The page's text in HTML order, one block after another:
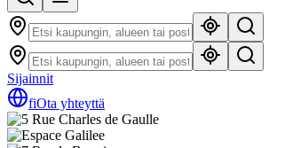
Sijainnit
fiOta yhteyttä